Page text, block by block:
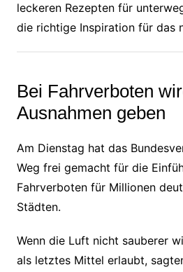
leckeren Rezepten für
die richtige Inspiration für das
Bei Fahrverboten
Ausnahmen geben
Am Dienstag hat das
Weg frei gemacht für die
Fahrverboten für Millionen
Städten.
Wenn die Luft nicht sauberer
als letztes Mittel erlaubt,